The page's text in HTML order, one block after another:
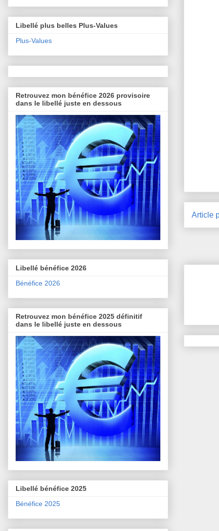
Article
Libellé plus belles Plus-Values
Plus-Values
Retrouvez mon bénéfice 2026 provisoire
dans le libellé juste en dessous
Libellé bénéfice 2026
Bénéfice 2026
Retrouvez mon bénéfice 2025 définitif
dans le libellé juste en dessous
Libellé bénéfice 2025
Bénéfice 2025